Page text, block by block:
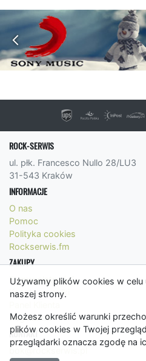
Używamy plików cookies w celu
naszej strony.
Możesz określić warunki
plików cookies w Twojej
przeglądarki oznacza zgodę na
ROCK-SERWIS
ul. płk. Francesco Nullo 28/LU3
31-543 Kraków
INFORMACJE
O nas
Pomoc
Polityka cookies
Rockserwis.fm
ZAKUPY
Formy płatności
Koszty wysyłki
Regulamin
KONTAKT
bok@rockserwis.pl